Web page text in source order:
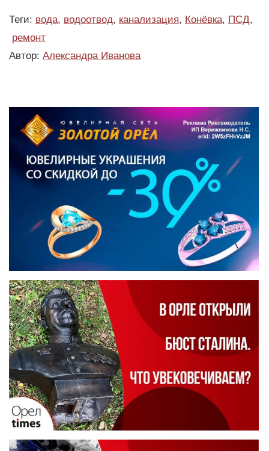
Теги: вода, водоотвод, канализация, Конёвка, ПСД,
ремонт
Автор: Александра Иванова